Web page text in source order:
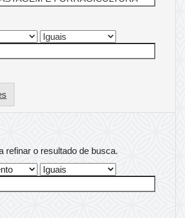
refinar o resultado de busca.